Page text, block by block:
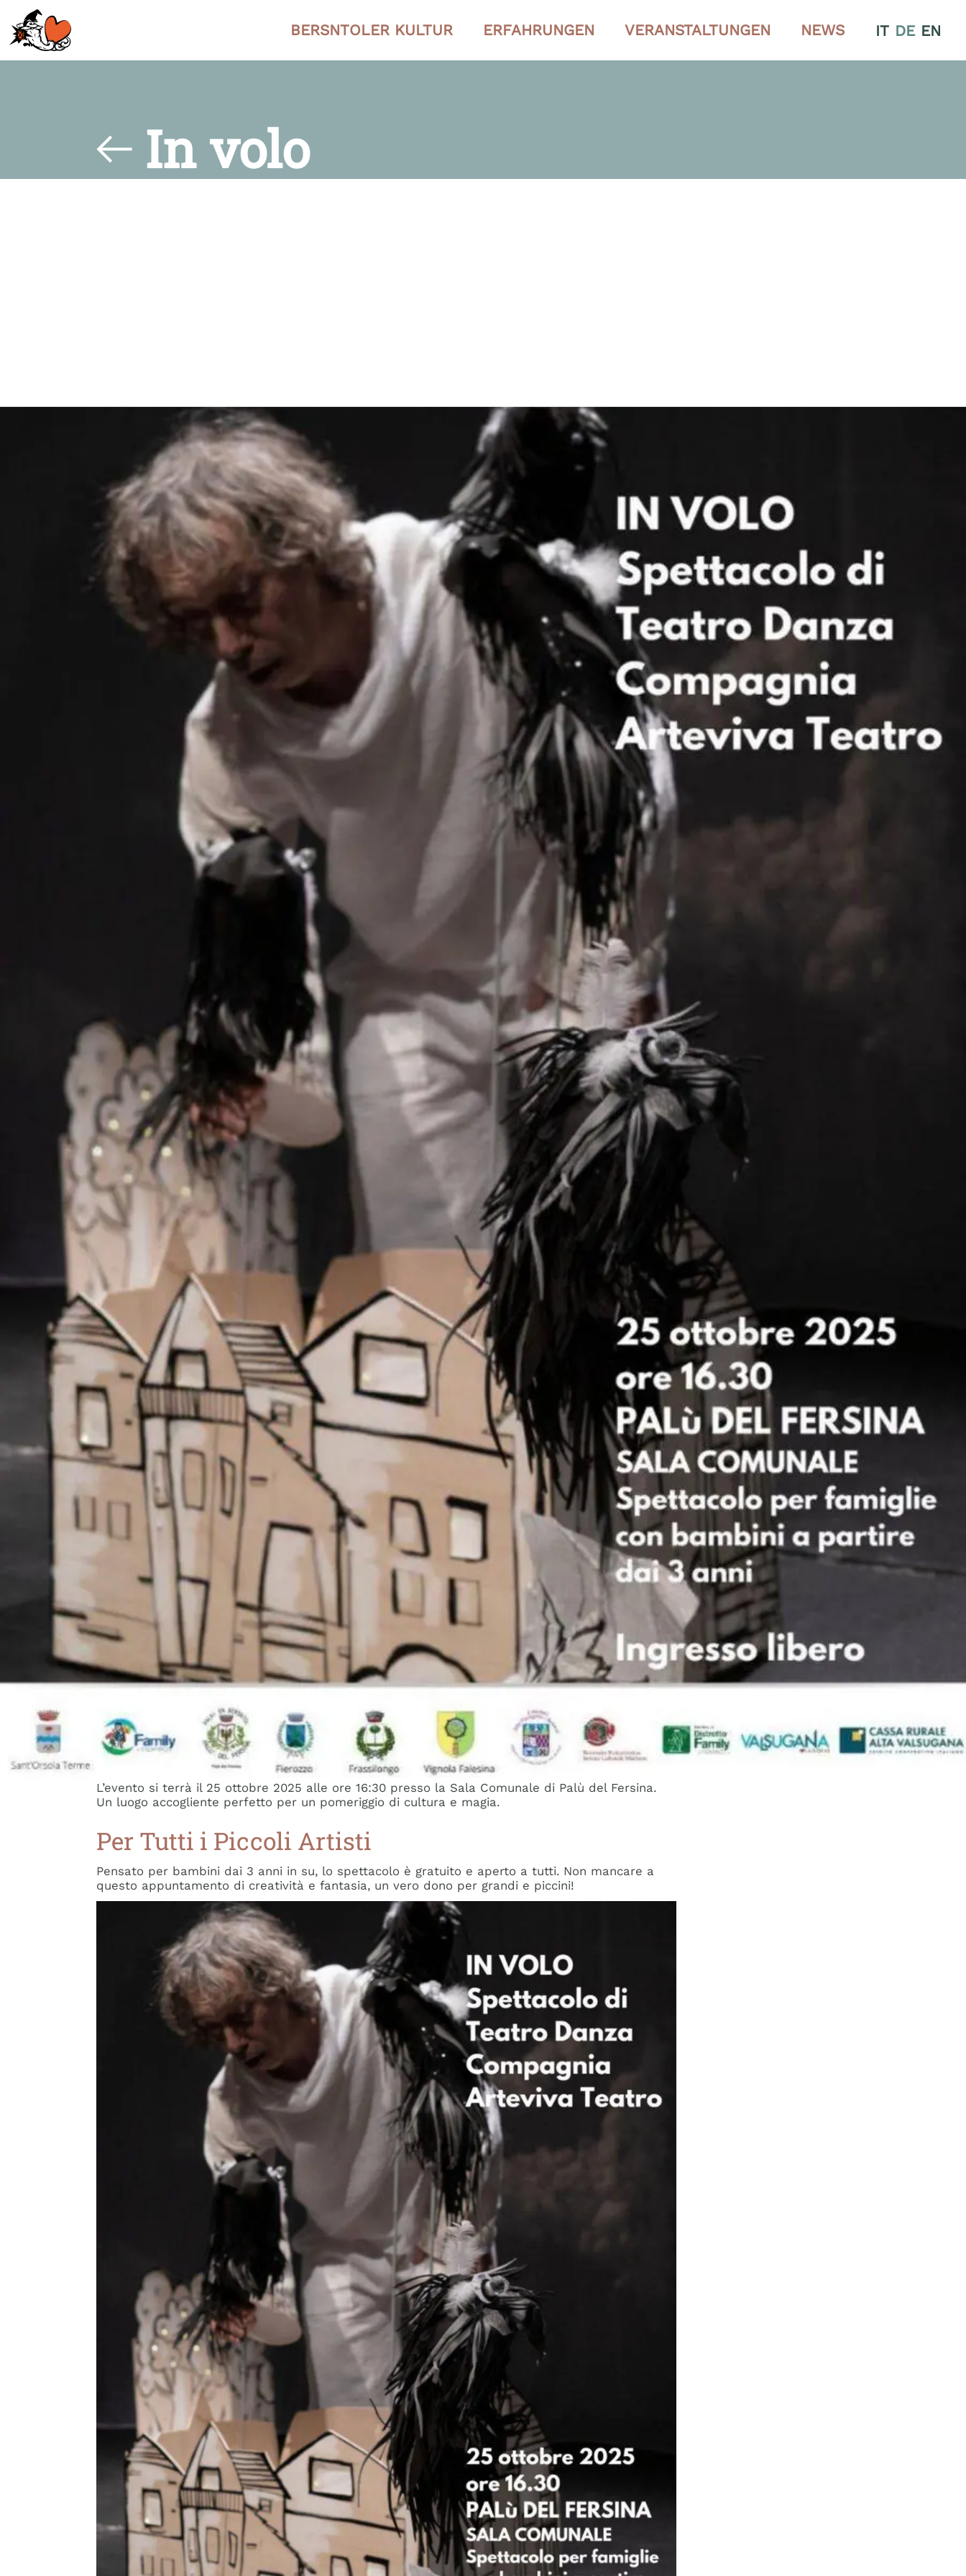
BERSNTOLER KULTUR ERFAHRUNGEN VERANSTALTUNGEN NEWS IT DE EN
In volo
Un Evento per Tutta la Famiglia
Vieni a vivere un’esperienza unica con il nostro spettacolo di teatro danza pensato per le
famiglie. Un’occasione speciale per divertirsi, emozionarsi e condividere un momento di arte
insieme ai tuoi cari.
Quando e Dove
L’evento si terrà il 25 ottobre 2025 alle ore 16:30 presso la Sala Comunale di Palù del Fersina.
Un luogo accogliente perfetto per un pomeriggio di cultura e magia.
Per Tutti i Piccoli Artisti
Pensato per bambini dai 3 anni in su, lo spettacolo è gratuito e aperto a tutti. Non mancare a
questo appuntamento di creatività e fantasia, un vero dono per grandi e piccini!